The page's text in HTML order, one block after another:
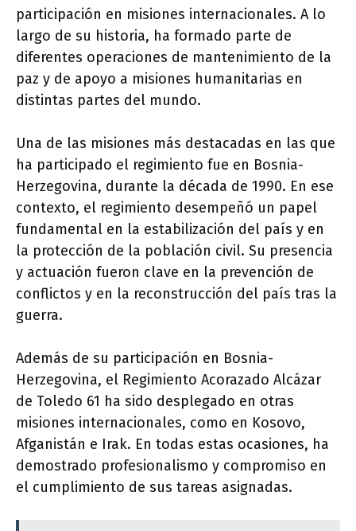
participación en misiones internacionales. A lo
largo de su historia, ha formado parte de
diferentes operaciones de mantenimiento de la
paz y de apoyo a misiones humanitarias en
distintas partes del mundo.
Una de las misiones más destacadas en las que
ha participado el regimiento fue en Bosnia-
Herzegovina, durante la década de 1990. En ese
contexto, el regimiento desempeñó un papel
fundamental en la estabilización del país y en
la protección de la población civil. Su presencia
y actuación fueron clave en la prevención de
conflictos y en la reconstrucción del país tras la
guerra.
Además de su participación en Bosnia-
Herzegovina, el Regimiento Acorazado Alcázar
de Toledo 61 ha sido desplegado en otras
misiones internacionales, como en Kosovo,
Afganistán e Irak. En todas estas ocasiones, ha
demostrado profesionalismo y compromiso en
el cumplimiento de sus tareas asignadas.